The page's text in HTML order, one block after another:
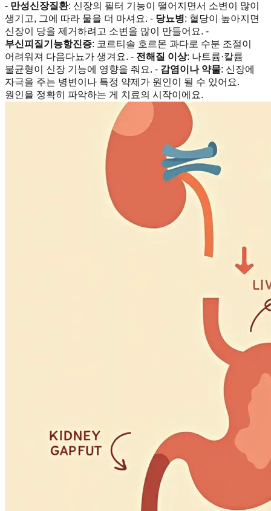
- 만성신장질환: 신장의 필터 기능이 떨어지면서 소변이 많이
생기고, 그에 따라 물을 더 마셔요. - 당뇨병: 혈당이 높아지면
신장이 당을 제거하려고 소변을 많이 만들어요. -
부신피질기능항진증: 코르티솔 호르몬 과다로 수분 조절이
어려워져 다음다뇨가 생겨요. - 전해질 이상: 나트륨·칼륨
불균형이 신장 기능에 영향을 줘요. - 감염이나 약물: 신장에
자극을 주는 병변이나 특정 약제가 원인이 될 수 있어요.
원인을 정확히 파악하는 게 치료의 시작이에요.